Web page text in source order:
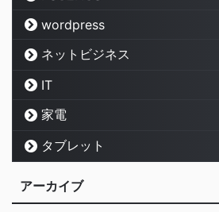
wordpress
ネットビジネス
IT
家電
タブレット
アーカイブ